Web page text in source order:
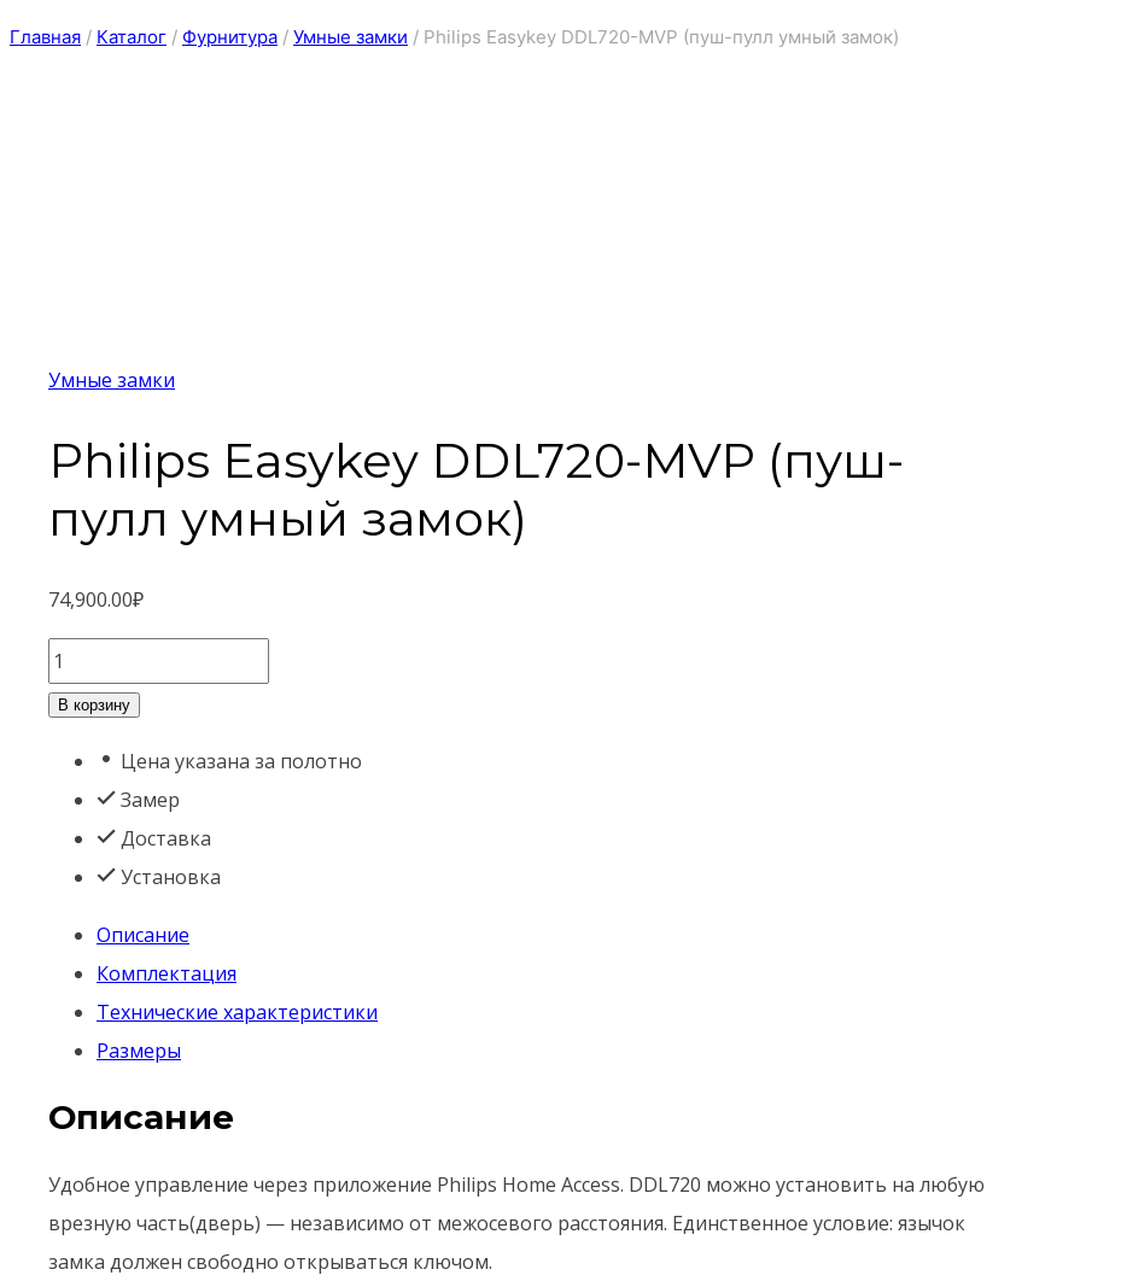
Главная / Каталог / Фурнитура / Умные замки / Philips Easykey DDL720-MVP (пуш-пулл умный замок)
Умные замки
Philips Easykey DDL720-MVP (пуш-
пулл умный замок)
74,900.00₽
Количество
товара
Easykey
DDL720-
MVP
(пуш-
пулл
умный
замок)
В корзину
Цена указана за полотно
Замер
Доставка
Установка
Описание
Комплектация
Технические характеристики
Размеры
Описание
Удобное управление через приложение Philips Home Access. DDL720 можно установить на любую
врезную часть(дверь) — независимо от межосевого расстояния. Единственное условие: язычок
замка должен свободно открываться ключом.